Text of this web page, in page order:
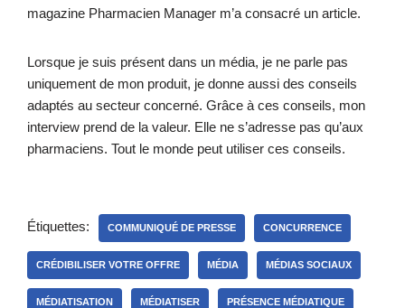
magazine Pharmacien Manager m’a consacré un article.
Lorsque je suis présent dans un média, je ne parle pas
uniquement de mon produit, je donne aussi des conseils
adaptés au secteur concerné. Grâce à ces conseils, mon
interview prend de la valeur. Elle ne s’adresse pas qu’aux
pharmaciens. Tout le monde peut utiliser ces conseils.
Étiquettes: COMMUNIQUÉ DE PRESSE CONCURRENCE
CRÉDIBILISER VOTRE OFFRE MÉDIA MÉDIAS SOCIAUX
MÉDIATISATION MÉDIATISER PRÉSENCE MÉDIATIQUE